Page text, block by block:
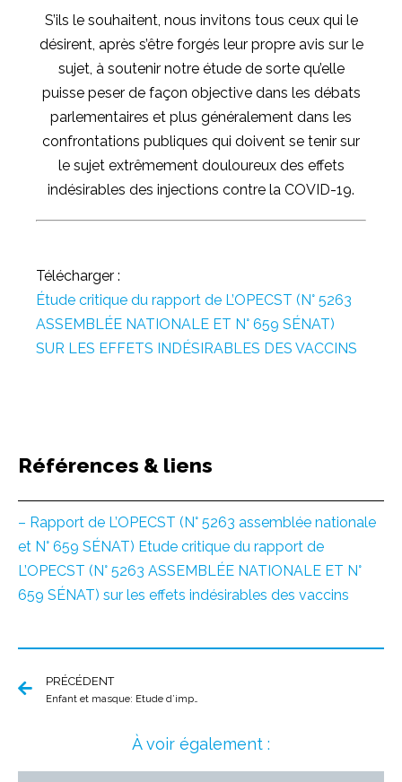
S’ils le souhaitent, nous invitons tous ceux qui le
désirent, après s’être forgés leur propre avis sur le
sujet, à soutenir notre étude de sorte qu’elle
puisse peser de façon objective dans les débats
parlementaires et plus généralement dans les
confrontations publiques qui doivent se tenir sur
le sujet extrêmement douloureux des effets
indésirables des injections contre la COVID-19.
Télécharger :
Étude critique du rapport de L’OPECST (N° 5263
ASSEMBLÉE NATIONALE ET N° 659 SÉNAT)
SUR LES EFFETS INDÉSIRABLES DES VACCINS
Références & liens
– Rapport de L’OPECST (N° 5263 assemblée nationale
et N° 659 SÉNAT) Etude critique du rapport de
L’OPECST (N° 5263 ASSEMBLÉE NATIONALE ET N°
659 SÉNAT) sur les effets indésirables des vaccins
PRÉCÉDENT
À voir également :